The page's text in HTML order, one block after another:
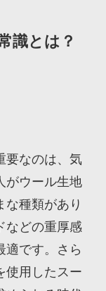
識とは？
要なのは、気
がウール生地
な種類があり
などの重厚感
適です。さら
使用したスー